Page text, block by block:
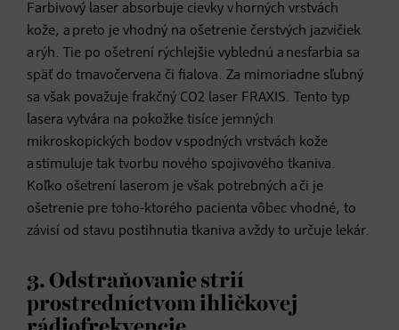
Farbivový laser absorbuje cievky v horných vrstvách
kože, a preto je vhodný na ošetrenie čerstvých jazvičiek
a rýh. Tie po ošetrení rýchlejšie vyblednú a nesfarbia sa
späť do tmavočervena či fialova. Za mimoriadne sľubný
sa však považuje frakčný CO2 laser FRAXIS. Tento typ
lasera vytvára na pokožke tisíce jemných
mikroskopických bodov v spodných vrstvách kože
a stimuluje tak tvorbu nového spojivového tkaniva.
Koľko ošetrení laserom je však potrebných a či je
ošetrenie pre toho-ktorého pacienta vôbec vhodné, to
závisí od stavu postihnutia tkaniva a vždy to určuje lekár.
3. Odstraňovanie strií
prostredníctvom ihličkovej